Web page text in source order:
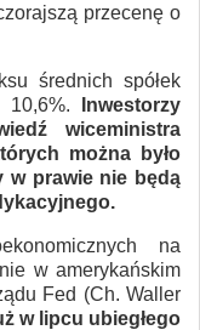
przecenę o
średnich spółek
10,6%.
Inwestorzy
wiceministra
można było
w prawie nie będą
na
w amerykańskim
Fed (Ch. Waller
w lipcu ubiegłego